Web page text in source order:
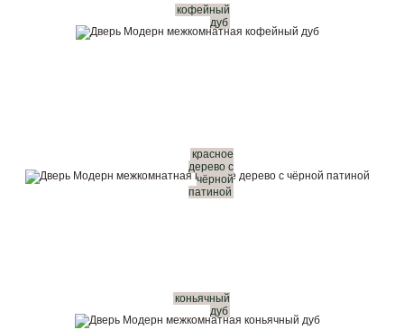
кофейный
дуб
красное
дерево с
чёрной
патиной
коньячный
дуб